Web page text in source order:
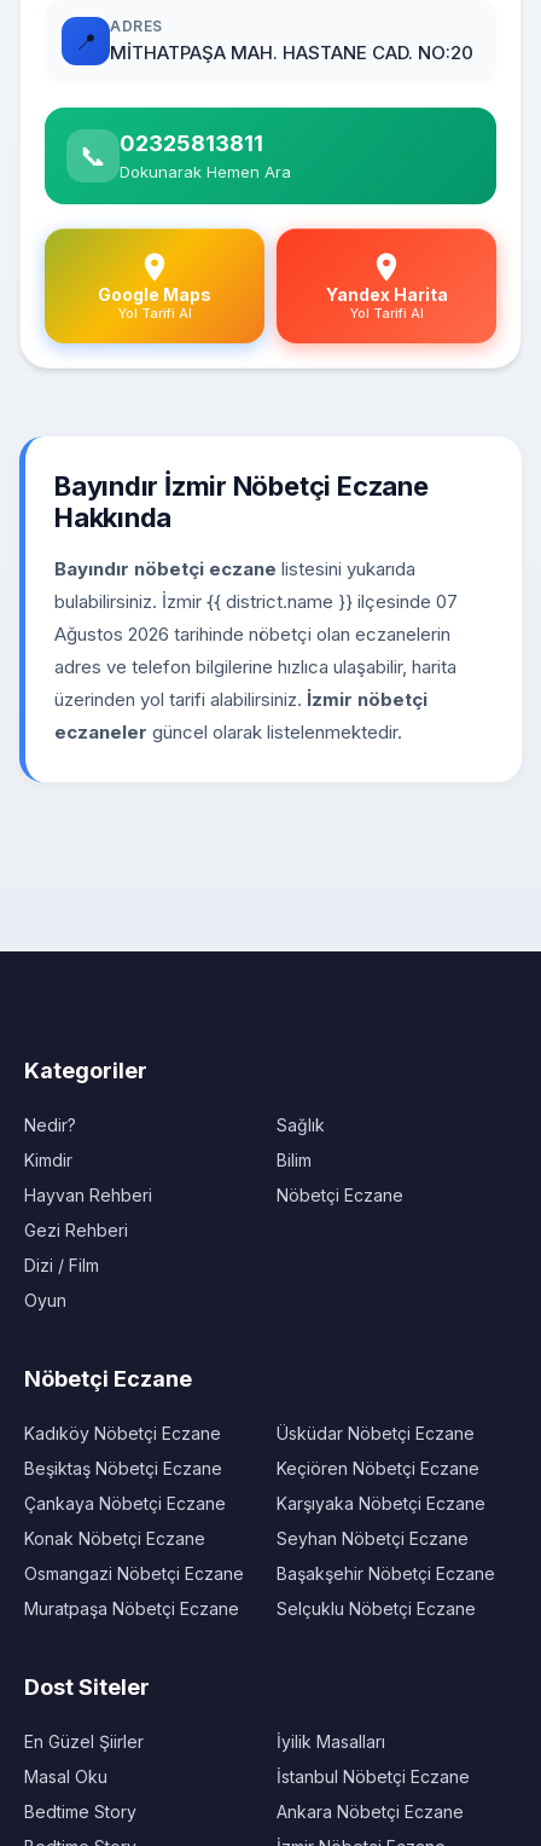
📍
ADRES
MİTHATPAŞA MAH. HASTANE CAD. NO:20
📞 02325813811
Dokunarak Hemen Ara
Google Maps
Yol Tarifi Al
Yandex Harita
Yol Tarifi Al
Bayındır İzmir Nöbetçi Eczane
Hakkında
Bayındır nöbetçi eczane listesini yukarıda
bulabilirsiniz. İzmir {{ district.name }} ilçesinde 07
Ağustos 2026 tarihinde nöbetçi olan eczanelerin
adres ve telefon bilgilerine hızlıca ulaşabilir, harita
üzerinden yol tarifi alabilirsiniz. İzmir nöbetçi
eczaneler güncel olarak listelenmektedir.
Kategoriler
Nedir?
Kimdir
Hayvan Rehberi
Gezi Rehberi
Dizi / Film
Oyun
Sağlık
Bilim
Nöbetçi Eczane
Nöbetçi Eczane
Kadıköy Nöbetçi Eczane
Beşiktaş Nöbetçi Eczane
Çankaya Nöbetçi Eczane
Konak Nöbetçi Eczane
Osmangazi Nöbetçi Eczane
Muratpaşa Nöbetçi Eczane
Üsküdar Nöbetçi Eczane
Keçiören Nöbetçi Eczane
Karşıyaka Nöbetçi Eczane
Seyhan Nöbetçi Eczane
Başakşehir Nöbetçi Eczane
Selçuklu Nöbetçi Eczane
Dost Siteler
En Güzel Şiirler
Masal Oku
Bedtime Story
İyilik Masalları
İstanbul Nöbetçi Eczane
Ankara Nöbetçi Eczane